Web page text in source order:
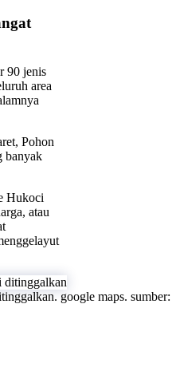
90 jenis
area
Pohon
banyak
Hukoci
atau
google maps.